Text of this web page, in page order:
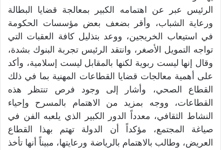
الرئيس عبر عن اهتمامه الكبير بمعالجة قضايا البطالة
ورعاية الشباب، وأقر بضعف بعض مؤسسات الحكومة
في استيعاب الخريجين، ووعد بتذليل كافة العقبات التي
تواجه التمويل الأصغر، وانتقد الرئيس تجربة البنوك بشدة،
وقال إنها ليست ربوية لكنها بالمقابل ليست إسلامية، وأكد
على أهمية معالجات قضايا القطاعات المهنية بما في ذلك
القطاع الصحي، وأشار إلى وجود فرص تنتظر هذه
القطاعات، ووجه بمزيد من الاهتمام بالمسرح وإحياء
النشاط الثقافي، معدداً الدور الكبير الذي يلعبه الفن في
صياغة المجتمع، مؤكداً أن الدولة تهتم بهذا القطاع
العريض، وطالب بالاهتمام بالرياضة ورعايتها، مبيناً أنها تأخذ